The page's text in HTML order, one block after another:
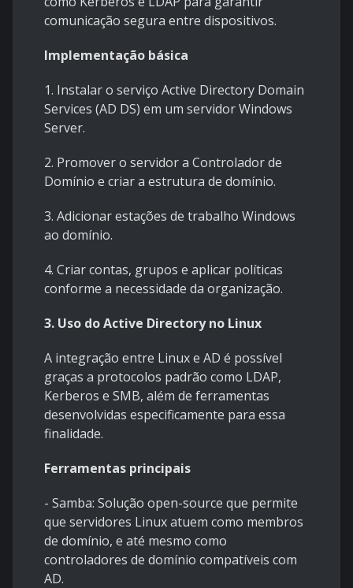
comunicação segura entre dispositivos.
Implementação básica
1. Instalar o serviço Active Directory Domain
Services (AD DS) em um servidor Windows
Server.
2. Promover o servidor a Controlador de
Domínio e criar a estrutura de domínio.
3. Adicionar estações de trabalho Windows
ao domínio.
4. Criar contas, grupos e aplicar políticas
conforme a necessidade da organização.
3. Uso do Active Directory no Linux
A integração entre Linux e AD é possível
graças a protocolos padrão como LDAP,
Kerberos e SMB, além de ferramentas
desenvolvidas especificamente para essa
finalidade.
Ferramentas principais
- Samba: Solução open-source que permite
que servidores Linux atuem como membros
de domínio, e até mesmo como
controladores de domínio compatíveis com
AD.